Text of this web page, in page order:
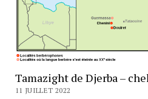
Tamazight de Djerba –
11 JUILLET 2022